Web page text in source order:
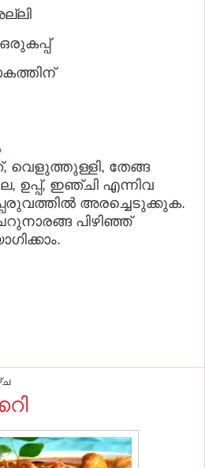
വെളുത്തുള്ളി, തേങ്ങ
ഉപ്പ്, ഇഞ്ചി എന്നിവ
അരച്ചെടുക്കുക.
പിഴിഞ്ഞ്